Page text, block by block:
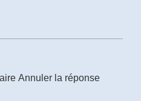
Annuler la réponse